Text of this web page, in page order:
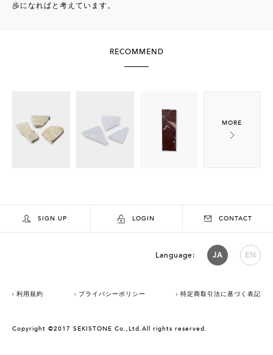
歩になればと考えています。
RECOMMEND
SIGN UP LOGIN CONTACT
Language: JA EN
利用規約 プライバシーポリシー 特定商取引法に基づく表記
Copyright ©2017 SEKISTONE Co.,Ltd.All rights reserved.